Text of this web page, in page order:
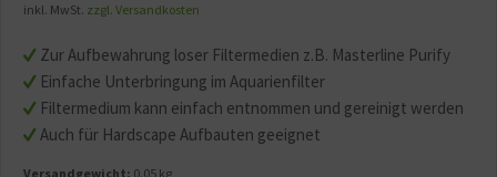
Zur Aufbewahrung loser Filtermedien z.B. Masterline Purify
Einfache Unterbringung im Aquarienfilter
Filtermedium kann einfach entnommen und gereinigt werden
Auch für Hardscape Aufbauten geeignet
inkl. MwSt. zzgl. Versandkosten
Versandgewicht: 0.05 kg